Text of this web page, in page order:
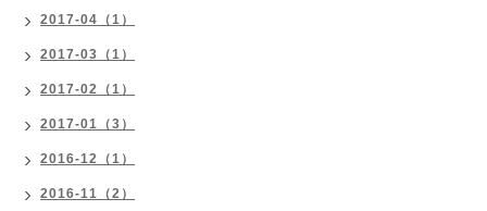
2017-04（1）
2017-03（1）
2017-02（1）
2017-01（3）
2016-12（1）
2016-11（2）